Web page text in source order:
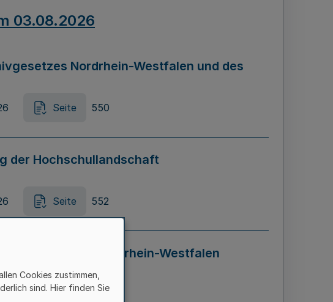
03.08.2026
Nordrhein-Westfalen und des
Seite 550
der Hochschullandschaft
Seite 552
in Nordrhein-Westfalen
– LADG NRW)
Seite 595
Cookies zustimmen,
sind. Hier finden Sie